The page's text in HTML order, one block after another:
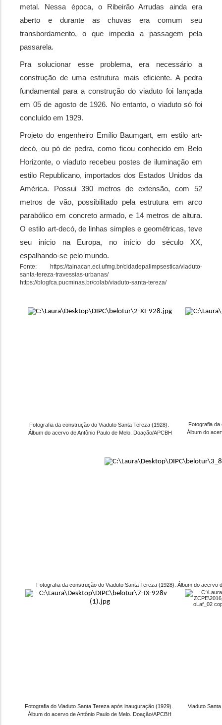
metal. Nessa época, o Ribeirão Arrudas ainda era
aberto e durante as chuvas era comum seu
transbordamento, o que impedia a passagem pela
passarela.
Pra solucionar esse problema, era necessário a
construção de uma estrutura mais eficiente. A pedra
fundamental para a construção do viaduto foi lançada
em 05 de agosto de 1926. No entanto, o viaduto só foi
concluído em 1929.
Projeto do engenheiro Emílio Baumgart, em estilo art-
decó, ou pó de pedra, como ficou conhecido em Belo
Horizonte, o viaduto recebeu postes de iluminação em
estilo Republicano, importados dos Estados Unidos da
América. Possui 390 metros de extensão, com 52
metros de vão, possibilitado pela estrutura em arco
parabólico em concreto armado, e 14 metros de altura.
O estilo art-decó, de linhas simples e geométricas, teve
seu início na Europa, no início do século XX,
espalhando-se pelo mundo.
Fonte: https://tainacan.eci.ufmg.br/cidadepalimpsestica/viaduto-
santa-tereza-travessias-urbanas/
https://blogfca.pucminas.br/colab/viaduto-santa-tereza/
Fotografia da construção do Viaduto Santa Tereza (1928).
Álbum do acervo de Antônio Paulo de Melo. Doação/APCBH
Fotografia
Álbum do
Fotografia da construção do Viaduto Santa Tereza (1928). Álbum do acervo
Fotografia do Viaduto Santa Tereza após inauguração (1929).
Álbum do acervo de Antônio Paulo de Melo. Doação/APCBH
Viaduto